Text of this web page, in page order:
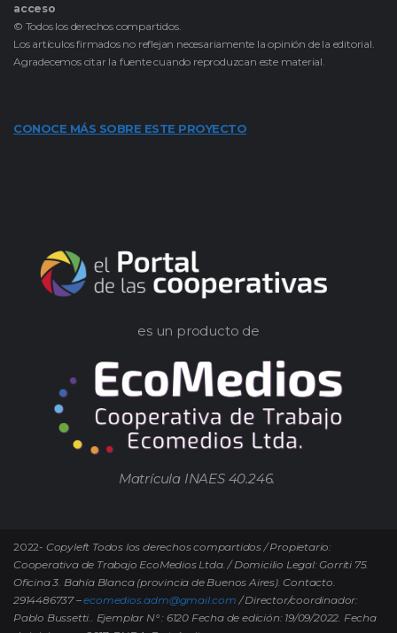
acceso
© Todos los derechos compartidos.
Los artículos firmados no reflejan necesariamente la opinión de la editorial.
Agradecemos citar la fuente cuando reproduzcan este material.
CONOCE MÁS SOBRE ESTE PROYECTO
es un producto de
Matrícula INAES 40.246.
2022- Copyleft Todos los derechos compartidos / Propietario:
Cooperativa de Trabajo EcoMedios Ltda. / Domicilio Legal: Gorriti 75.
Oficina 3. Bahía Blanca (provincia de Buenos Aires). Contacto.
2914486737 –ecomedios.adm@gmail.com / Director/coordinador:
Pablo Bussetti.. Ejemplar N° : 6120 Fecha de edición: 19/09/2022. Fecha